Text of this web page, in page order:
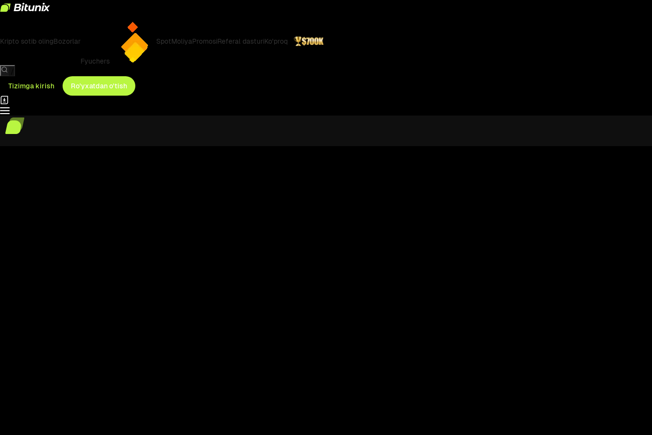
Kripto sotib olingBozorlar
Fyuchers
SpotMoliyaPromosiReferal dasturiKo'proq
Tizimga kirish
Ro'yxatdan o'tish